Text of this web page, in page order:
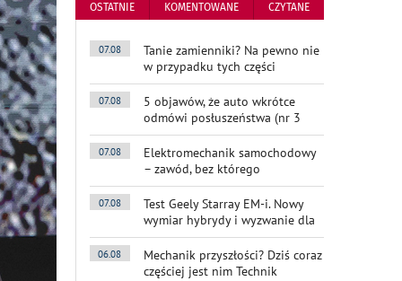
OSTATNIE KOMENTOWANE CZYTANE
07.08
Tanie zamienniki? Na pewno nie
w przypadku tych części
07.08
5 objawów, że auto wkrótce
odmówi posłuszeństwa (nr 3
07.08
Elektromechanik samochodowy
– zawód, bez którego
07.08
Test Geely Starray EM-i. Nowy
wymiar hybrydy i wyzwanie dla
06.08
Mechanik przyszłości? Dziś coraz
częściej jest nim Technik